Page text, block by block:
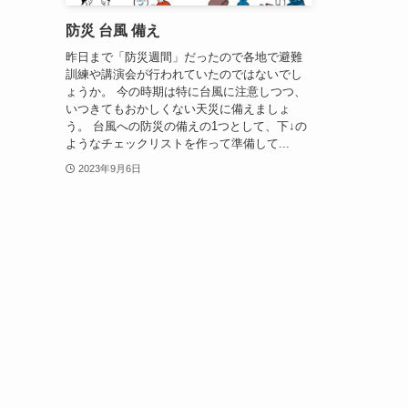
防災 台風 備え
昨日まで「防災週間」だったので各地で避難
訓練や講演会が行われていたのではないでし
ょうか。 今の時期は特に台風に注意しつつ、
いつきてもおかしくない天災に備えましょ
う。 台風への防災の備えの1つとして、下↓の
ようなチェックリストを作って準備して...
2023年9月6日